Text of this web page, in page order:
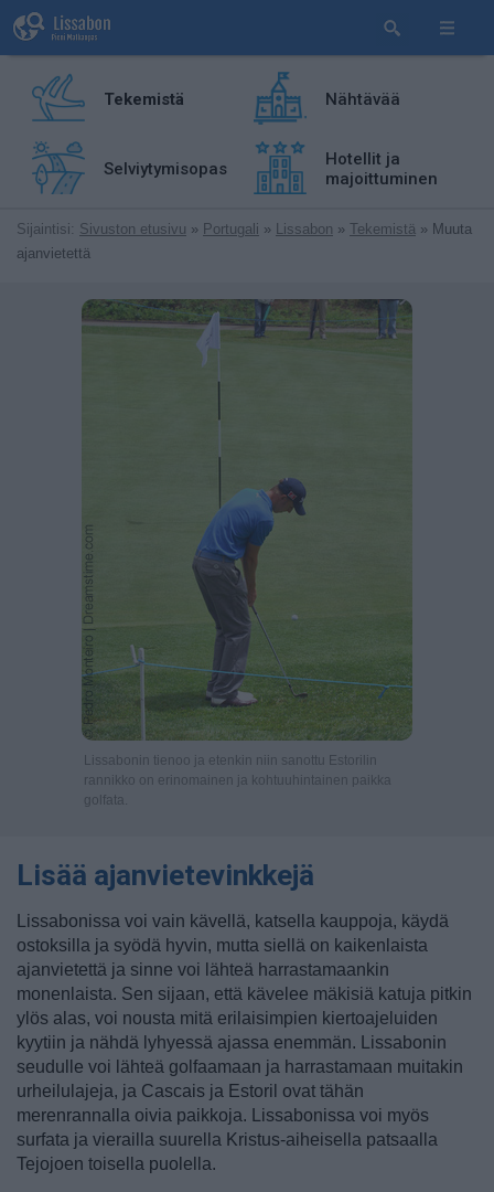
Tekemistä Nähtävää
Selviytymisopas
Hotellit ja
majoittuminen
Sijaintisi: Sivuston etusivu » Portugali » Lissabon » Tekemistä » Muuta
ajanvietettä
Lissabonin tienoo ja etenkin niin sanottu Estorilin
rannikko on erinomainen ja kohtuuhintainen paikka
golfata.
Lisää ajanvietevinkkejä
Lissabonissa voi vain kävellä, katsella kauppoja, käydä
ostoksilla ja syödä hyvin, mutta siellä on kaikenlaista
ajanvietettä ja sinne voi lähteä harrastamaankin
monenlaista. Sen sijaan, että kävelee mäkisiä katuja pitkin
ylös alas, voi nousta mitä erilaisimpien kiertoajeluiden
kyytiin ja nähdä lyhyessä ajassa enemmän. Lissabonin
seudulle voi lähteä golfaamaan ja harrastamaan muitakin
urheilulajeja, ja Cascais ja Estoril ovat tähän
merenrannalla oivia paikkoja. Lissabonissa voi myös
surfata ja vierailla suurella Kristus-aiheisella patsaalla
Tejojoen toisella puolella.